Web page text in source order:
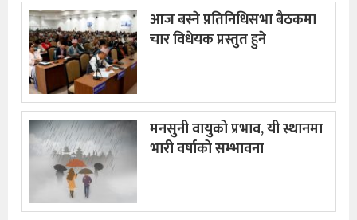
आज बस्ने प्रतिनिधिसभा बैठकमा
चार विधेयक प्रस्तुत हुने
मनसुनी वायुको प्रभाव, यी स्थानमा
भारी वर्षाको सम्भावना